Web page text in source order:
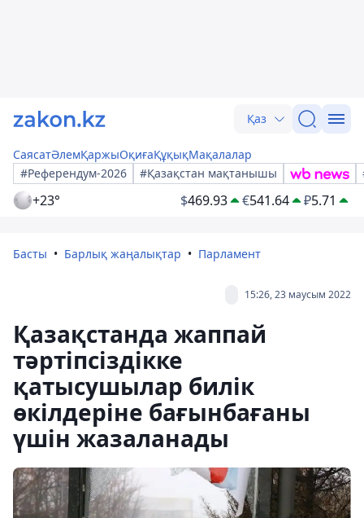
Қаз
СаясатӘлемҚаржыОқиғаҚұқықМақалалар
#Референдум-2026
#Қазақстан мақтанышы
+23° $469.93 €541.64 ₽5.71
Басты Барлық жаңалықтар Парламент
15:26, 23 маусым 2022
Қазақстанда жаппай
тәртіпсіздікке
қатысушылар билік
өкілдеріне бағынбағаны
үшін жазаланады